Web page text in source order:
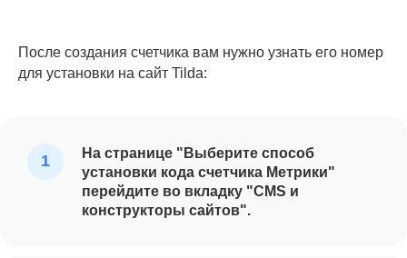
После создания счетчика вам нужно узнать его номер
для установки на сайт Tilda:
На странице "Выберите способ
установки кода счетчика Метрики"
перейдите во вкладку "CMS и
конструкторы сайтов".